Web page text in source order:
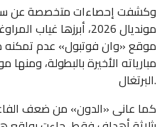
وكشفت إحصاءات متخصصة عن ستة
مونديال 2026، أبرزها
موقع «وان فوتبول» عدم
مبارياته الأخيرة بالبطولة،
البرتغال.
كما عانى «الدون» من ضعف